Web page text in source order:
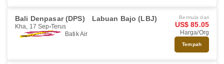
Bali Denpasar (DPS) Labuan Bajo (LBJ)
Kha, 17 Sep Terus
Batik Air
Bermula dari
US$ 85.05
Harga/Org
Tempah